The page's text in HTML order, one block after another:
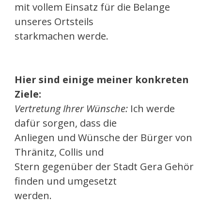
mit vollem Einsatz für die Belange
unseres Ortsteils
starkmachen werde.
Hier sind einige meiner konkreten
Ziele:
Vertretung Ihrer Wünsche: Ich werde
dafür sorgen, dass die
Anliegen und Wünsche der Bürger von
Thränitz, Collis und
Stern gegenüber der Stadt Gera Gehör
finden und umgesetzt
werden.